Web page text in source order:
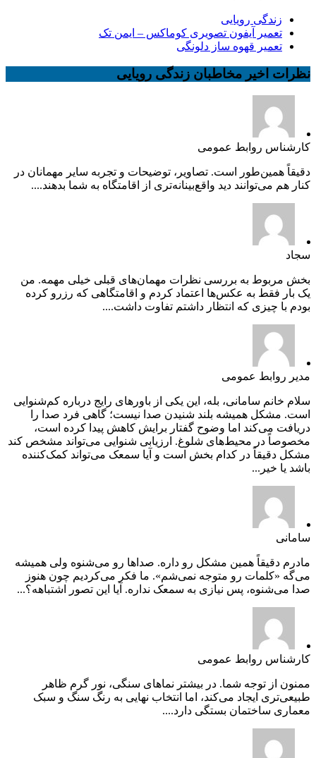
زندگی رویایی
تعمیر آیفون تصویری کوماکس – ایمن تک
تعمیر قهوه ساز دلونگی
نظرات اخیر مخاطبان زندگی رویایی
کارشناس روابط عمومی
دقیقاً همین‌طور است. تصاویر، توضیحات و تجربه سایر مهمانان در
کنار هم می‌توانند دید واقع‌بینانه‌تری از اقامتگاه به شما بدهند....
سجاد
بخش مربوط به بررسی نظرات مهمان‌های قبلی خیلی مهمه. من
یک بار فقط به عکس‌ها اعتماد کردم و اقامتگاهی که رزرو کرده
بودم با چیزی که انتظار داشتم تفاوت داشت....
مدیر روابط عمومی
سلام خانم سامانی، بله، این یکی از باورهای رایج درباره کم‌شنوایی
است. مشکل همیشه بلند شنیدن صدا نیست؛ گاهی فرد صدا را
دریافت می‌کند اما وضوح گفتار برایش کاهش پیدا کرده است،
مخصوصاً در محیط‌های شلوغ. ارزیابی شنوایی می‌تواند مشخص کند
مشکل دقیقاً در کدام بخش است و آیا سمعک می‌تواند کمک‌کننده
باشد یا خیر...
سامانی
مادرم دقیقاً همین مشکل رو داره. صداها رو می‌شنوه ولی همیشه
می‌گه «کلمات رو متوجه نمی‌شم». ما فکر می‌کردیم چون هنوز
صدا می‌شنوه، پس نیازی به سمعک نداره. آیا این تصور اشتباهه؟...
کارشناس روابط عمومی
ممنون از توجه شما. در بیشتر نماهای سنگی، نور گرم ظاهر
طبیعی‌تری ایجاد می‌کند، اما انتخاب نهایی به رنگ سنگ و سبک
معماری ساختمان بستگی دارد....